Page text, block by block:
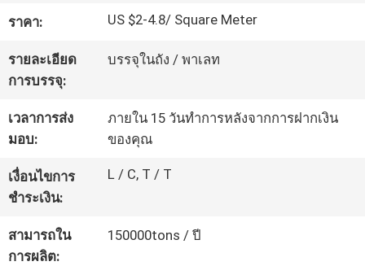
ควบคุม
คุณภาพ
ติดต่อ
เรา
ขอ
ราคา: US $2-4.8/ Square Meter
รายละเอียด
การบรรจุ:
บรรจุในถัง / พาเลท
เวลาการส่ง
มอบ:
ภายใน 15 วันทำการหลังจากการฝากเงิน
ของคุณ
เงื่อนไขการ
ชำระเงิน:
L / C, T / T
สามารถใน
การผลิต:
150000tons / ปี